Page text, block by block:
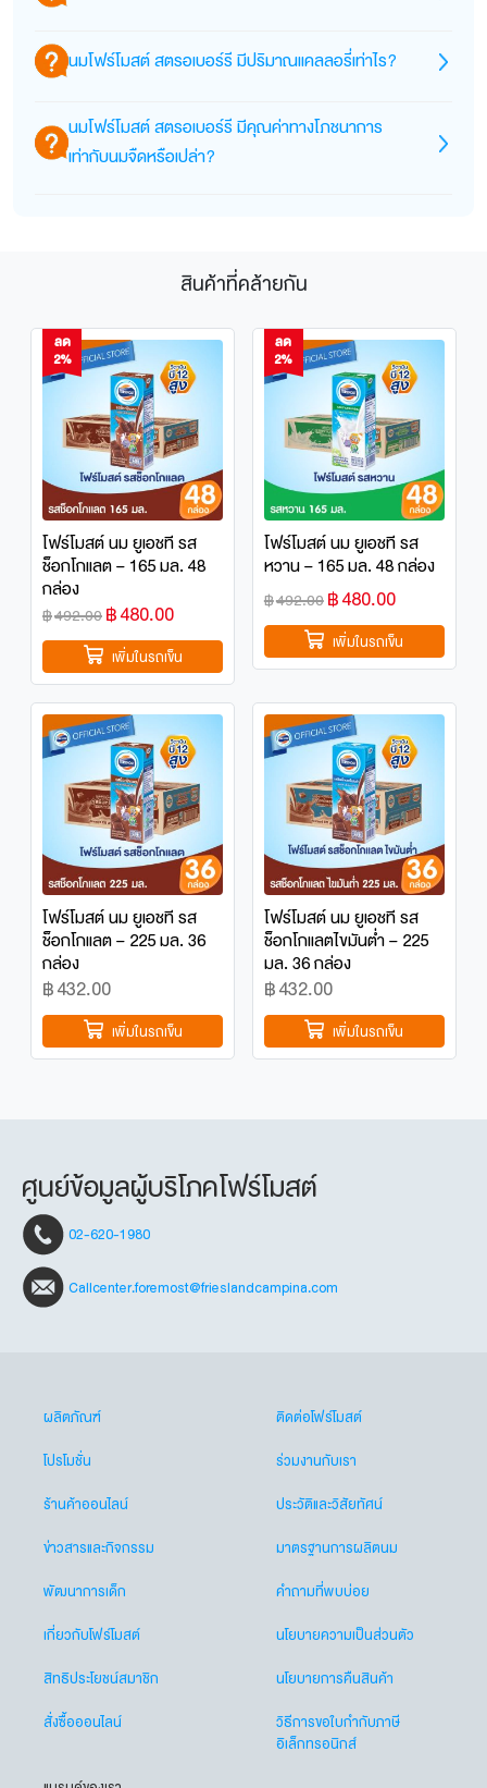
โฟร์โมสต์ สตรอเบอร์รี หอมอร่อย เต็มรสสตรอเบอร์รี
พร้อมคุณประโยชน์เต็มกล่อง พร้อมด้วยสารอาหาร 18
• แคลเซียมสูง มีส่วนช่วยในกระบวนการสร้างกระดูกและ
ฟันที่แข็งแรง
• โฟเลต, วิตามินเค, วิตามินบี 2, วิตามินบี 1, วิตามินอี,
ไอโอดีน, กรดแพนโทธีนิค, ไนอะซิน, แมงกานีส, ไบโอติน
และ โอเมก้า 3,6,9
นมโฟร์โมสต์ สตรอเบอร์รี มีปริมาณแคลลอรี่เท่าไร?
สตรอเบอร์รี (225 มล.): 160 กิโลแคลอรี
นมโฟร์โมสต์ สตรอเบอร์รี มีคุณค่าทางโภชนาการ
เท่ากับนมจืดหรือเปล่า?
เต็มรสสตรอเบอร์รี และยังอุดมด้วยสารอาหารที่เป็น
ประโยชน์ ทั้งแคลเซียมสูง วิตามินบี 12 สูง วิตามินบี 6
และสารอาหารมากคุณประโยชน์รวม 18 ชนิด ส่วนนมจืด
ของโฟร์โมสต์จะเป็นนมโค 100%
สินค้าที่คล้ายกัน
ลด
2%
โฟร์โมสต์ นม ยูเอชที รส
ช็อกโกแลต – 165 มล. 48
กล่อง
฿492.00฿480.00
เพิ่มในรถเข็น
ลด
2%
โฟร์โมสต์ นม ยูเอชที รส
หวาน – 165 มล. 48 กล่อง
฿492.00฿480.00
เพิ่มในรถเข็น
โฟร์โมสต์ นม ยูเอชที รส
ช็อกโกแลต – 225 มล. 36
กล่อง
฿432.00
เพิ่มในรถเข็น
โฟร์โมสต์ นม ยูเอชที รส
ช็อกโกแลตไขมันต่ำ – 225
มล. 36 กล่อง
฿432.00
เพิ่มในรถเข็น
ศูนย์ข้อมูลผู้บริโภคโฟร์โมสต์
02-620-1980
Callcenter.foremost@frieslandcampina.com
ผลิตภัณฑ์
โปรโมชั่น
ร้านค้าออนไลน์
ข่าวสารและกิจกรรม
พัฒนาการเด็ก
เกี่ยวกับโฟร์โมสต์
สิทธิประโยชน์สมาชิก
สั่งซื้อออนไลน์
ติดต่อโฟร์โมสต์
ร่วมงานกับเรา
ประวัติและวิสัยทัศน์
มาตรฐานการผลิตนม
คำถามที่พบบ่อย
นโยบายความเป็นส่วนตัว
นโยบายการคืนสินค้า
วิธีการขอใบกำกับภาษี
อิเล็กทรอนิกส์